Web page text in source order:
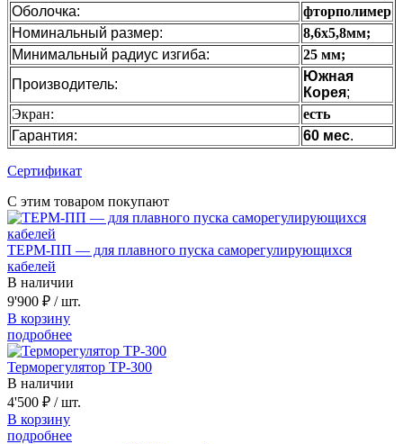
Оболочка:
фторполимер
Номинальный размер:
8,6х5,8мм;
Минимальный радиус изгиба:
25 мм;
Производитель:
Южная
Корея;
Экран:
есть
Гарантия:
60 мес.
Сертификат
С этим товаром покупают
ТЕРМ-ПП — для плавного пуска саморегулирующихся
кабелей
В наличии
9'900 ₽ / шт.
В корзину
подробнее
Терморегулятор ТР-300
В наличии
4'500 ₽ / шт.
В корзину
подробнее